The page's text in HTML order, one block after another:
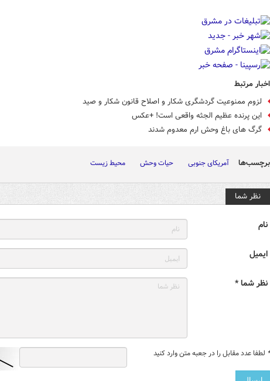
اخبار مرتبط
لزوم ممنوعیت گردشگری شکار و اصلاح قانون شکار و صید
این پرنده عظیم الجثه واقعی است! +عکس
گرگ های باغ وحش ارم معدوم شدند
برچسب‌ها آمریکای جنوبی حیات وحش محیط زیست
نظر شما
نام
ایمیل
نظر شما *
* لطفا عدد مقابل را در جعبه متن وارد کنید